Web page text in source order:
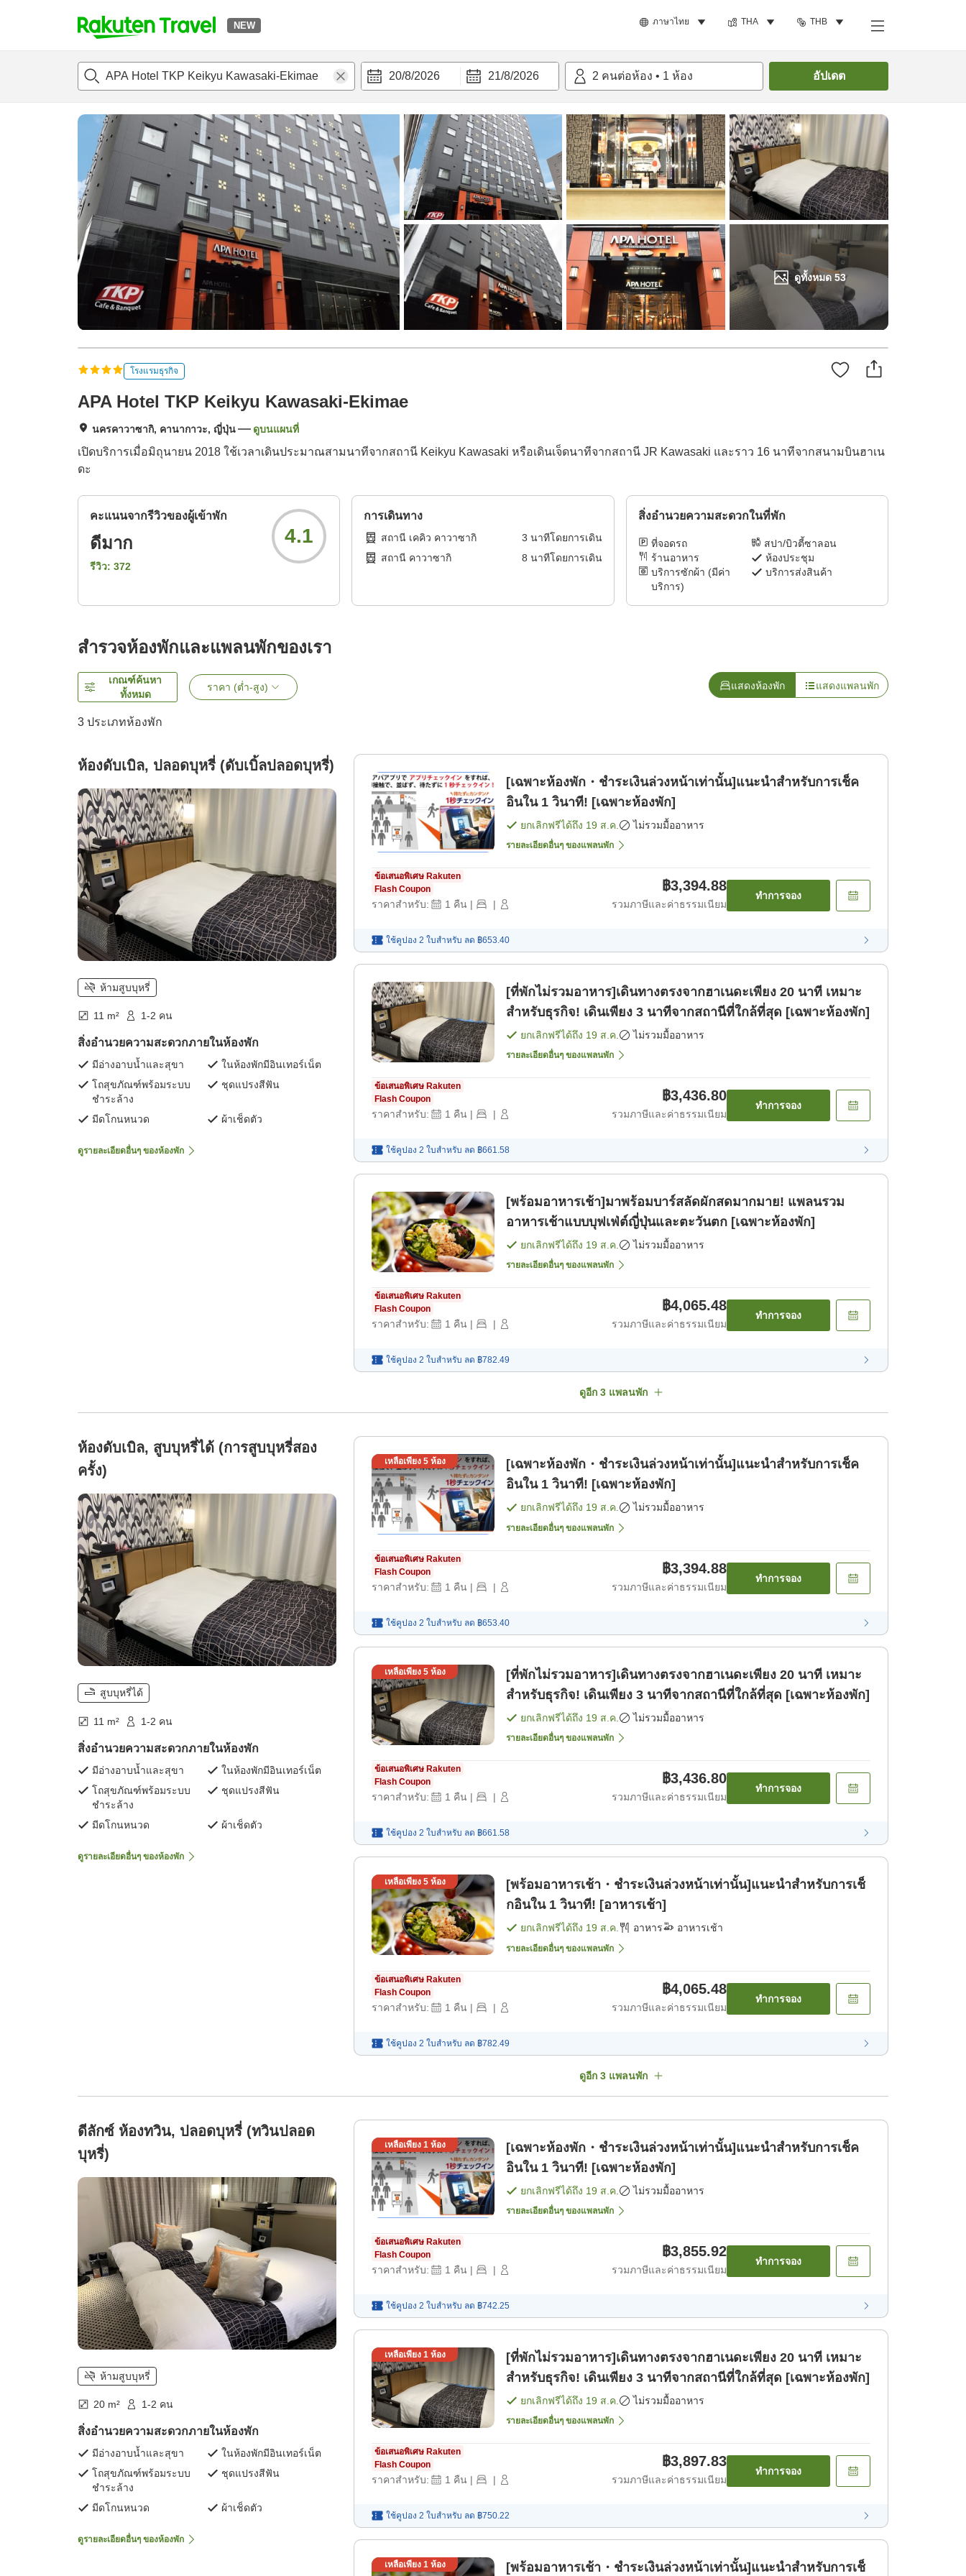
NEW ภาษาไทย THA THB
t
p
a
e
a
r
h
20/8/2026 21/8/2026 2 คนต่อห้อง • 1 ห้อง อัปเดต
ดูทั้งหมด 53
แนะนำที่พัก ห้องพักและแพลนพักรีวิวสิ่่งอำนวยความสะดวก ค้นหาห้องพัก
โรงแรมธุรกิจ
APA Hotel TKP Keikyu Kawasaki-Ekimae
นครคาวาซากิ, คานากาวะ, ญี่ปุ่น ดูบนแผนที่
เปิดบริการเมื่อมิถุนายน 2018 ใช้เวลาเดินประมาณสามนาทีจากสถานี Keikyu Kawasaki หรือเดินเจ็ดนาทีจากสถานี JR Kawasaki และราว 16 นาทีจากสนามบินฮาเน
ดะ
คะแนนจากรีวิวของผู้เข้าพัก
ดีมาก
รีวิว: 372
4.1
การเดินทาง
สถานี เคคิว คาวาซากิ 3 นาทีโดยการเดิน
สถานี คาวาซากิ
8 นาทีโดยการเดิน
สิ่งอำนวยความสะดวกในที่พัก
ที่จอดรถ
สปา/บิวตี้ซาลอน
ร้านอาหาร
ห้องประชุม
บริการซักผ้า (มีค่า
บริการ)
บริการส่งสินค้า
สำรวจห้องพักและแพลนพักของเรา
เกณฑ์ค้นหา
ทั้งหมด
ราคา (ต่ำ-สูง) แสดงห้องพัก แสดงแพลนพัก
3 ประเภทห้องพัก
ห้องดับเบิล, ปลอดบุหรี่ (ดับเบิ้ลปลอดบุหรี่)
ห้ามสูบบุหรี่
11 m² 1-2 คน
สิ่งอำนวยความสะดวกภายในห้องพัก
มีอ่างอาบน้ำและสุขา
ในห้องพักมีอินเทอร์เน็ต
โถสุขภัณฑ์พร้อมระบบ
ชำระล้าง
ชุดแปรงสีฟัน
มีดโกนหนวด ผ้าเช็ดตัว
ดูรายละเอียดอื่นๆ ของห้องพัก
[เฉพาะห้องพัก・ชำระเงินล่วงหน้าเท่านั้น]แนะนำสำหรับการเช็ค
อินใน 1 วินาที! [เฉพาะห้องพัก]
ยกเลิกฟรีได้ถึง 19 ส.ค. ไม่รวมมื้ออาหาร
รายละเอียดอื่นๆ ของแพลนพัก
ข้อเสนอพิเศษ Rakuten
Flash Coupon
ราคาสำหรับ: 1 คืน | |
฿3,394.88
รวมภาษีและค่าธรรมเนียม
ทำการจอง
ใช้คูปอง 2 ใบสำหรับ ลด ฿653.40
[ที่พักไม่รวมอาหาร]เดินทางตรงจากฮาเนดะเพียง 20 นาที เหมาะ
สำหรับธุรกิจ! เดินเพียง 3 นาทีจากสถานีที่ใกล้ที่สุด [เฉพาะห้องพัก]
ยกเลิกฟรีได้ถึง 19 ส.ค. ไม่รวมมื้ออาหาร
รายละเอียดอื่นๆ ของแพลนพัก
ข้อเสนอพิเศษ Rakuten
Flash Coupon
ราคาสำหรับ: 1 คืน | |
฿3,436.80
รวมภาษีและค่าธรรมเนียม
ทำการจอง
ใช้คูปอง 2 ใบสำหรับ ลด ฿661.58
[พร้อมอาหารเช้า]มาพร้อมบาร์สลัดผักสดมากมาย! แพลนรวม
อาหารเช้าแบบบุฟเฟ่ต์ญี่ปุ่นและตะวันตก [เฉพาะห้องพัก]
ยกเลิกฟรีได้ถึง 19 ส.ค. ไม่รวมมื้ออาหาร
รายละเอียดอื่นๆ ของแพลนพัก
ข้อเสนอพิเศษ Rakuten
Flash Coupon
ราคาสำหรับ: 1 คืน | |
฿4,065.48
รวมภาษีและค่าธรรมเนียม
ทำการจอง
ใช้คูปอง 2 ใบสำหรับ ลด ฿782.49
ดูอีก 3แพลนพัก
ห้องดับเบิล, สูบบุหรี่ได้ (การสูบบุหรี่สอง
ครั้ง)
สูบบุหรี่ได้
11 m² 1-2 คน
สิ่งอำนวยความสะดวกภายในห้องพัก
มีอ่างอาบน้ำและสุขา
ในห้องพักมีอินเทอร์เน็ต
โถสุขภัณฑ์พร้อมระบบ
ชำระล้าง
ชุดแปรงสีฟัน
มีดโกนหนวด ผ้าเช็ดตัว
ดูรายละเอียดอื่นๆ ของห้องพัก
เหลือเพียง 5ห้อง
[เฉพาะห้องพัก・ชำระเงินล่วงหน้าเท่านั้น]แนะนำสำหรับการเช็ค
อินใน 1 วินาที! [เฉพาะห้องพัก]
ยกเลิกฟรีได้ถึง 19 ส.ค. ไม่รวมมื้ออาหาร
รายละเอียดอื่นๆ ของแพลนพัก
ข้อเสนอพิเศษ Rakuten
Flash Coupon
ราคาสำหรับ: 1 คืน | |
฿3,394.88
รวมภาษีและค่าธรรมเนียม
ทำการจอง
ใช้คูปอง 2 ใบสำหรับ ลด ฿653.40
เหลือเพียง 5ห้อง
[ที่พักไม่รวมอาหาร]เดินทางตรงจากฮาเนดะเพียง 20 นาที เหมาะ
สำหรับธุรกิจ! เดินเพียง 3 นาทีจากสถานีที่ใกล้ที่สุด [เฉพาะห้องพัก]
ยกเลิกฟรีได้ถึง 19 ส.ค. ไม่รวมมื้ออาหาร
รายละเอียดอื่นๆ ของแพลนพัก
ข้อเสนอพิเศษ Rakuten
Flash Coupon
ราคาสำหรับ: 1 คืน | |
฿3,436.80
รวมภาษีและค่าธรรมเนียม
ทำการจอง
ใช้คูปอง 2 ใบสำหรับ ลด ฿661.58
เหลือเพียง 5ห้อง
[พร้อมอาหารเช้า・ชำระเงินล่วงหน้าเท่านั้น]แนะนำสำหรับการเช็
กอินใน 1 วินาที! [อาหารเช้า]
ยกเลิกฟรีได้ถึง 19 ส.ค. อาหาร อาหารเช้า
รายละเอียดอื่นๆ ของแพลนพัก
ข้อเสนอพิเศษ Rakuten
Flash Coupon
ราคาสำหรับ: 1 คืน | |
฿4,065.48
รวมภาษีและค่าธรรมเนียม
ทำการจอง
ใช้คูปอง 2 ใบสำหรับ ลด ฿782.49
ดูอีก 3แพลนพัก
ดีลักซ์ ห้องทวิน, ปลอดบุหรี่ (ทวินปลอด
บุหรี่)
ห้ามสูบบุหรี่
20 m² 1-2 คน
สิ่งอำนวยความสะดวกภายในห้องพัก
มีอ่างอาบน้ำและสุขา
ในห้องพักมีอินเทอร์เน็ต
โถสุขภัณฑ์พร้อมระบบ
ชำระล้าง
ชุดแปรงสีฟัน
มีดโกนหนวด ผ้าเช็ดตัว
ดูรายละเอียดอื่นๆ ของห้องพัก
เหลือเพียง 1 ห้อง
[เฉพาะห้องพัก・ชำระเงินล่วงหน้าเท่านั้น]แนะนำสำหรับการเช็ค
อินใน 1 วินาที! [เฉพาะห้องพัก]
ยกเลิกฟรีได้ถึง 19 ส.ค. ไม่รวมมื้ออาหาร
รายละเอียดอื่นๆ ของแพลนพัก
ข้อเสนอพิเศษ Rakuten
Flash Coupon
ราคาสำหรับ: 1 คืน | |
฿3,855.92
รวมภาษีและค่าธรรมเนียม
ทำการจอง
ใช้คูปอง 2 ใบสำหรับ ลด ฿742.25
เหลือเพียง 1 ห้อง
[ที่พักไม่รวมอาหาร]เดินทางตรงจากฮาเนดะเพียง 20 นาที เหมาะ
สำหรับธุรกิจ! เดินเพียง 3 นาทีจากสถานีที่ใกล้ที่สุด [เฉพาะห้องพัก]
ยกเลิกฟรีได้ถึง 19 ส.ค. ไม่รวมมื้ออาหาร
รายละเอียดอื่นๆ ของแพลนพัก
ข้อเสนอพิเศษ Rakuten
Flash Coupon
ราคาสำหรับ: 1 คืน | |
฿3,897.83
รวมภาษีและค่าธรรมเนียม
ทำการจอง
ใช้คูปอง 2 ใบสำหรับ ลด ฿750.22
เหลือเพียง 1 ห้อง [พร้อมอาหารเช้า・ชำระเงินล่วงหน้าเท่านั้น]แนะนำสำหรับการเช็